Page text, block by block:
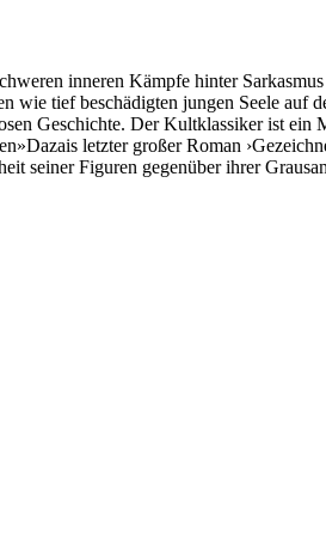
inneren Kämpfe hinter
wie tief beschädigten jungen Seele auf
Geschichte. Der Kultklassiker ist ein
letzter großer Roman
seiner Figuren gegenüber ihrer